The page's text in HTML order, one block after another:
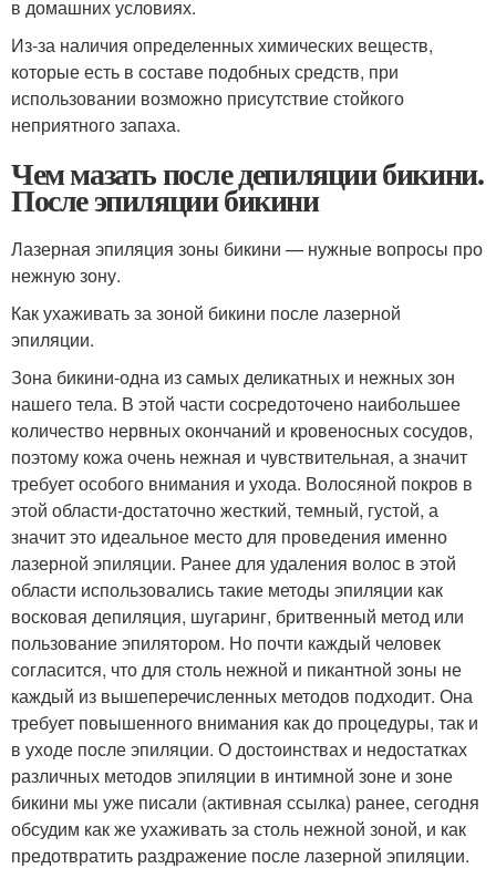
в домашних условиях.
Из-за наличия определенных химических веществ,
которые есть в составе подобных средств, при
использовании возможно присутствие стойкого
неприятного запаха.
Чем мазать после депиляции бикини.
После эпиляции бикини
Лазерная эпиляция зоны бикини — нужные вопросы про
нежную зону.
Как ухаживать за зоной бикини после лазерной
эпиляции.
Зона бикини-одна из самых деликатных и нежных зон
нашего тела. В этой части сосредоточено наибольшее
количество нервных окончаний и кровеносных сосудов,
поэтому кожа очень нежная и чувствительная, а значит
требует особого внимания и ухода. Волосяной покров в
этой области-достаточно жесткий, темный, густой, а
значит это идеальное место для проведения именно
лазерной эпиляции. Ранее для удаления волос в этой
области использовались такие методы эпиляции как
восковая депиляция, шугаринг, бритвенный метод или
пользование эпилятором. Но почти каждый человек
согласится, что для столь нежной и пикантной зоны не
каждый из вышеперечисленных методов подходит. Она
требует повышенного внимания как до процедуры, так и
в уходе после эпиляции. О достоинствах и недостатках
различных методов эпиляции в интимной зоне и зоне
бикини мы уже писали (активная ссылка) ранее, сегодня
обсудим как же ухаживать за столь нежной зоной, и как
предотвратить раздражение после лазерной эпиляции.